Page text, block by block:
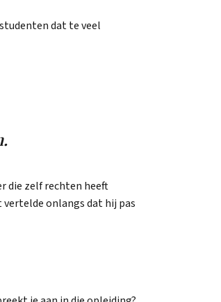
dat te veel
die zelf rechten heeft
onlangs dat hij pas